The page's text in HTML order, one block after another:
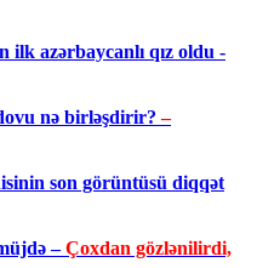
ilk azərbaycanlı qız oldu -
nə birləşdirir?–
son görüntüsü diqqət
–Çoxdan gözlənilirdi,